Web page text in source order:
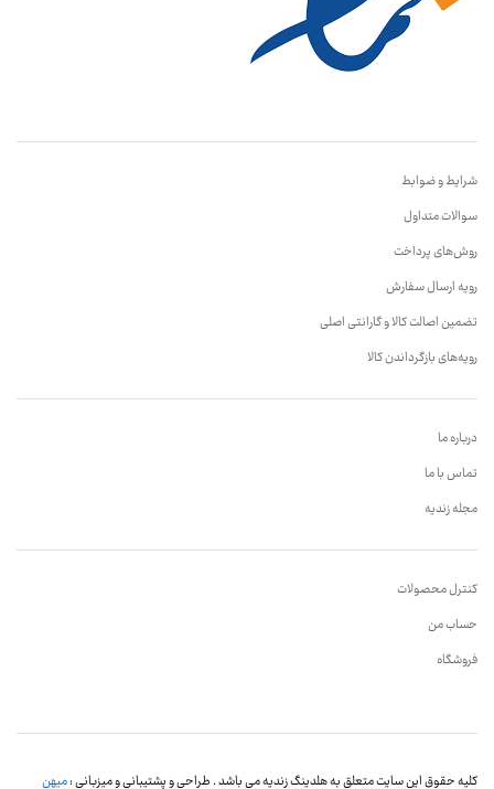
شرایط و ضوابط
سوالات متداول
روش‌های پرداخت
رویه ارسال سفارش
تضمین اصالت کالا و گارانتی اصلی
رویه‌های بازگرداندن کالا
درباره ما
تماس با ما
مجله زندیه
کنترل محصولات
حساب من
فروشگاه
کلیه حقوق این سایت متعلق به هلدینگ زندیه می باشد . طراحی و پشتیبانی و میزبانی :میهن